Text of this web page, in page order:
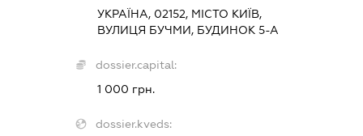
УКРАЇНА, 02152, МІСТО КИЇВ,
ВУЛИЦЯ БУЧМИ, БУДИНОК 5-А
dossier.capital:
1 000 грн.
dossier.kveds: